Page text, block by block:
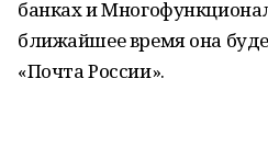
банках и
ближайшее время она
«Почта России».